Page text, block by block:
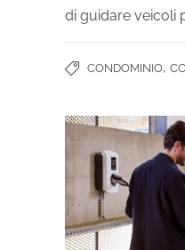
di guidare veicoli
CONDOMINIO,